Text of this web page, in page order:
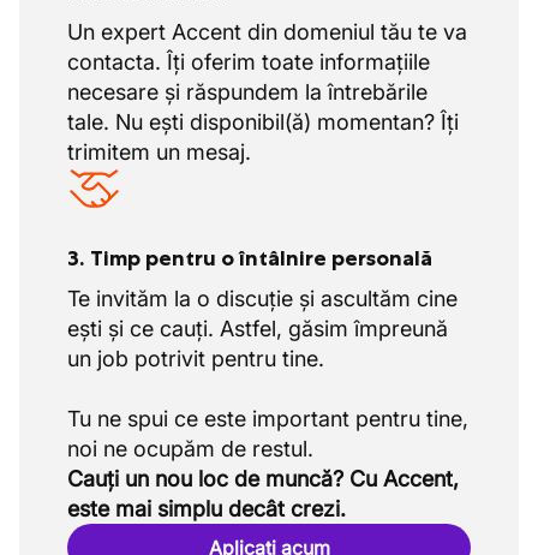
Un expert Accent din domeniul tău te va
contacta. Îți oferim toate informațiile
necesare și răspundem la întrebările
tale. Nu ești disponibil(ă) momentan? Îți
trimitem un mesaj.
3. Timp pentru o întâlnire personală
Te invităm la o discuție și ascultăm cine
ești și ce cauți. Astfel, găsim împreună
un job potrivit pentru tine.
Tu ne spui ce este important pentru tine,
Cauți un nou loc de muncă? Cu Accent,
este mai simplu decât crezi.
Aplicați acum